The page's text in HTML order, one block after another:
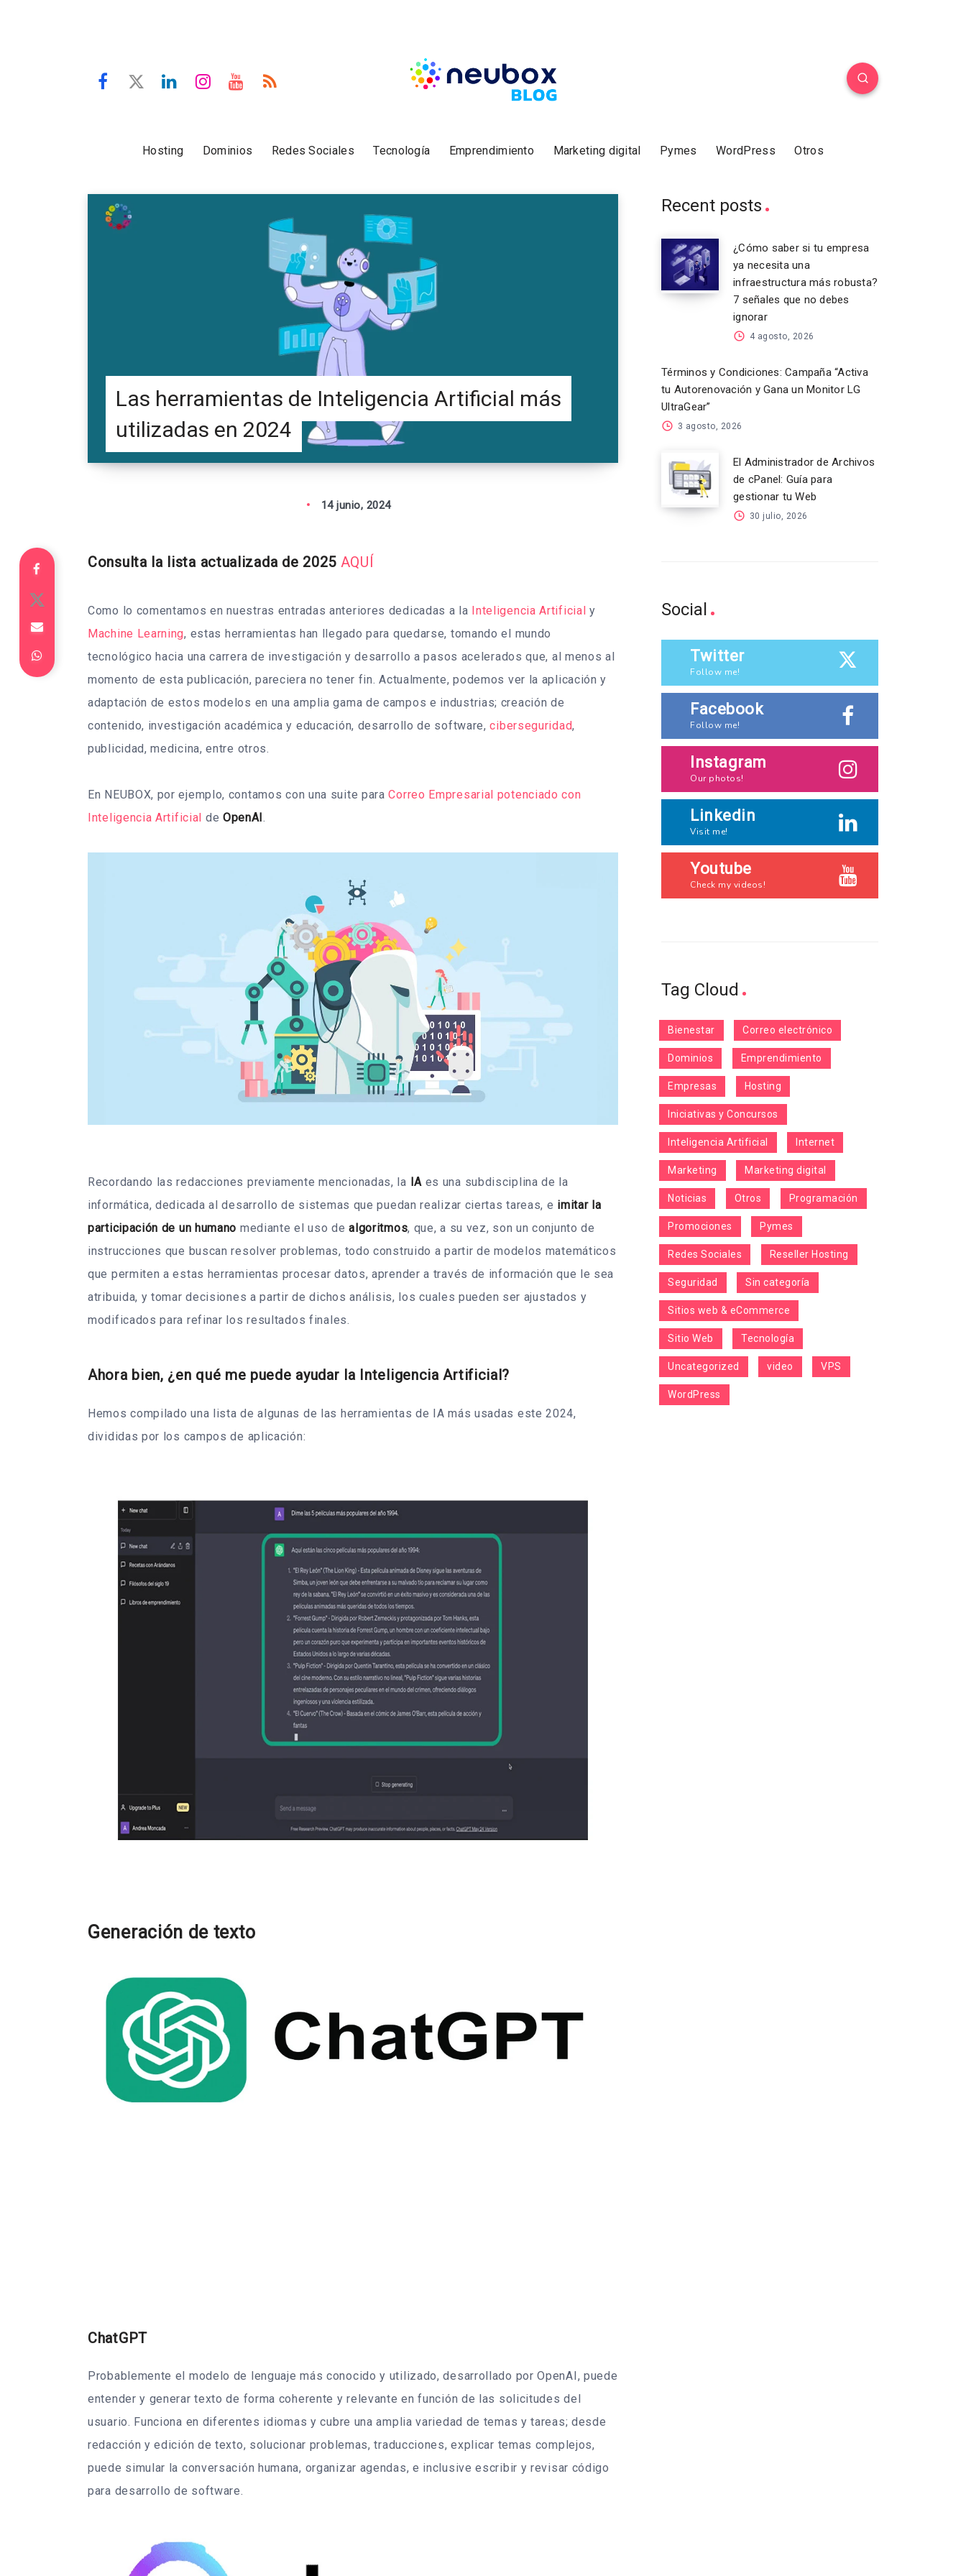
Hosting Dominios Redes Sociales Tecnología Emprendimiento Marketing digital Pymes WordPress Otros
Las herramientas de Inteligencia Artificial más
utilizadas en 2024
14 junio, 2024
Consulta la lista actualizada de 2025 AQUÍ
Como lo comentamos en nuestras entradas anteriores dedicadas a la Inteligencia Artificial y
Machine Learning, estas herramientas han llegado para quedarse, tomando el mundo
tecnológico hacia una carrera de investigación y desarrollo a pasos acelerados que, al menos al
momento de esta publicación, pareciera no tener fin. Actualmente, podemos ver la aplicación y
adaptación de estos modelos en una amplia gama de campos e industrias; creación de
contenido, investigación académica y educación, desarrollo de software,ciberseguridad,
publicidad, medicina, entre otros.
En NEUBOX, por ejemplo, contamos con una suite paraCorreo Empresarial potenciado con
Inteligencia Artificial de OpenAI.
Recordando las redacciones previamente mencionadas, la IAes una subdisciplina de la
informática, dedicada al desarrollo de sistemas que puedan realizar ciertas tareas, e imitar la
participación de un humano mediante el uso dealgoritmos, que, a su vez, son un conjunto de
instrucciones que buscan resolver problemas, todo construido a partir de modelos matemáticos
que permiten a estas herramientas procesar datos, aprender a través de información que le sea
atribuida, y tomar decisiones a partir de dichos análisis, los cuales pueden ser ajustados y
modificados para refinar los resultados finales.
Ahora bien, ¿en qué me puede ayudar la Inteligencia Artificial?
Hemos compilado una lista de algunas de las herramientas de IA más usadas este 2024,
divididas por los campos de aplicación:
Generación de texto
ChatGPT
Probablemente el modelo de lenguaje más conocido y utilizado, desarrollado por OpenAI, puede
entender y generar texto de forma coherente y relevante en función de las solicitudes del
usuario. Funciona en diferentes idiomas y cubre una amplia variedad de temas y tareas; desde
redacción y edición de texto, solucionar problemas, traducciones, explicar temas complejos,
puede simular la conversación humana, organizar agendas, e inclusive escribir y revisar código
para desarrollo de software.
Recent posts
¿Cómo saber si tu empresa
ya necesita una
infraestructura más robusta?
7 señales que no debes
ignorar
4 agosto, 2026
Términos y Condiciones: Campaña “Activa
tu Autorenovación y Gana un Monitor LG
UltraGear”
3 agosto, 2026
El Administrador de Archivos
de cPanel: Guía para
gestionar tu Web
30 julio, 2026
Social
Twitter
Follow me!
Facebook
Follow me!
Instagram
Our photos!
Linkedin
Visit me!
Youtube
Check my videos!
Tag Cloud
Bienestar Correo electrónico
Dominios Emprendimiento
Empresas Hosting
Iniciativas y Concursos
Inteligencia Artificial Internet
Marketing Marketing digital
Noticias Otros Programación
Promociones Pymes
Redes Sociales Reseller Hosting
Seguridad Sin categoría
Sitios web & eCommerce
Sitio Web Tecnología
Uncategorized video VPS
WordPress